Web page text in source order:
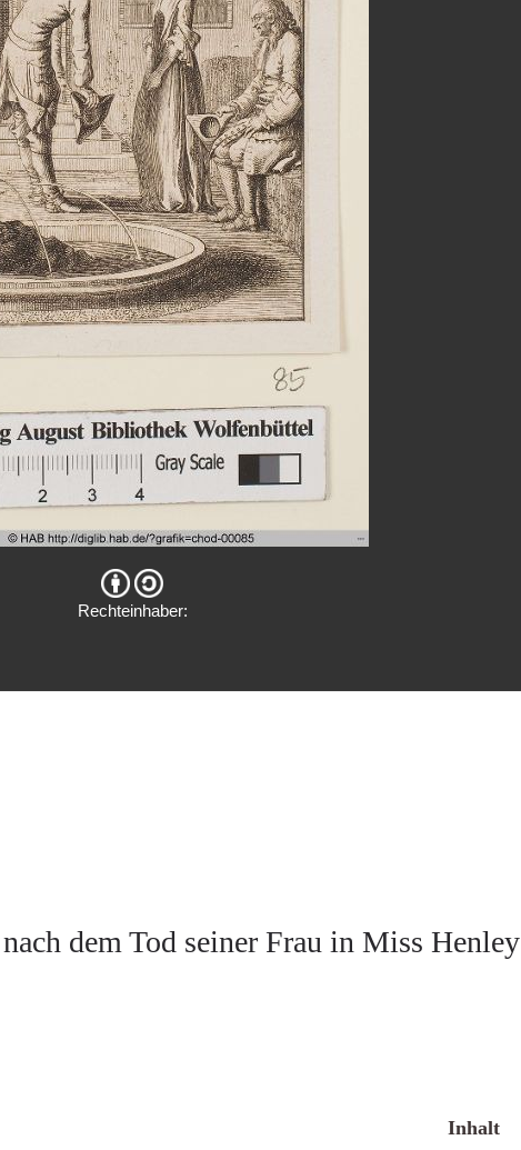
Rechteinhaber:
dem Tod seiner Frau in Miss Henley
Inhalt